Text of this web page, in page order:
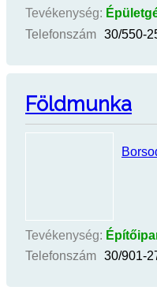
Tevékenység:
Telefonszám 30/550-
Földmunka
Tevékenység:
Telefonszám 30/901-